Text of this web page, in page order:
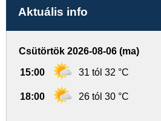
Aktuális info
Csütörtök 2026-08-06 (ma)
15:00 31 tól 32 °C
18:00 26 tól 30 °C